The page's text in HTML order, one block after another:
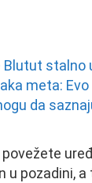
povežete
u pozadini,